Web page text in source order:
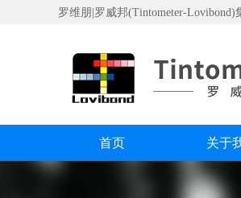
罗维朋|罗威邦(Tintometer-Lovibond)
首页 关于